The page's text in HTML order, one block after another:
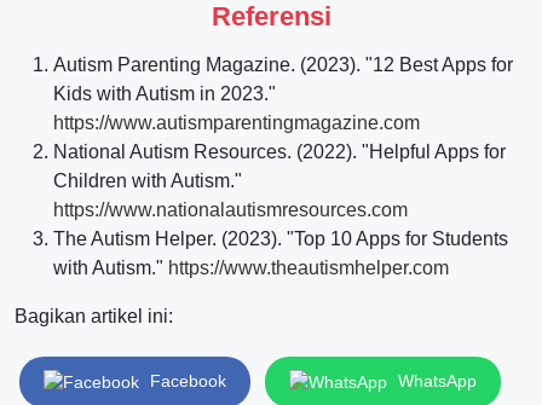
Referensi
Autism Parenting Magazine. (2023). "12 Best Apps for
Kids with Autism in 2023."
https://www.autismparentingmagazine.com
National Autism Resources. (2022). "Helpful Apps for
Children with Autism."
https://www.nationalautismresources.com
The Autism Helper. (2023). "Top 10 Apps for Students
with Autism." https://www.theautismhelper.com
Bagikan artikel ini:
Facebook WhatsApp